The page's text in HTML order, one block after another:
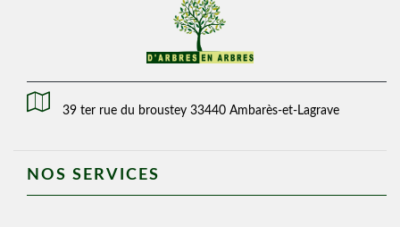
39 ter rue du broustey 33440 Ambarès-et-Lagrave
NOS SERVICES